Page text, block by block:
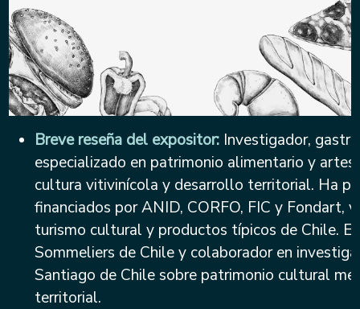
Breve reseña del expositor: Investigador,
especializado en patrimonio alimentario y
cultura vitivinícola y desarrollo territorial. Ha
financiados por ANID, CORFO, FIC y Fondart,
turismo cultural y productos típicos de Chile.
Sommeliers de Chile y colaborador en
Santiago de Chile sobre patrimonio cultural
territorial.